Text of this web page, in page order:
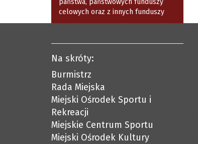
państwa, państwowych funduszy
celowych oraz z innych funduszy
Na skróty:
Burmistrz
Rada Miejska
Miejski Ośrodek Sportu i
Rekreacji
Miejskie Centrum Sportu
Miejski Ośrodek Kultury